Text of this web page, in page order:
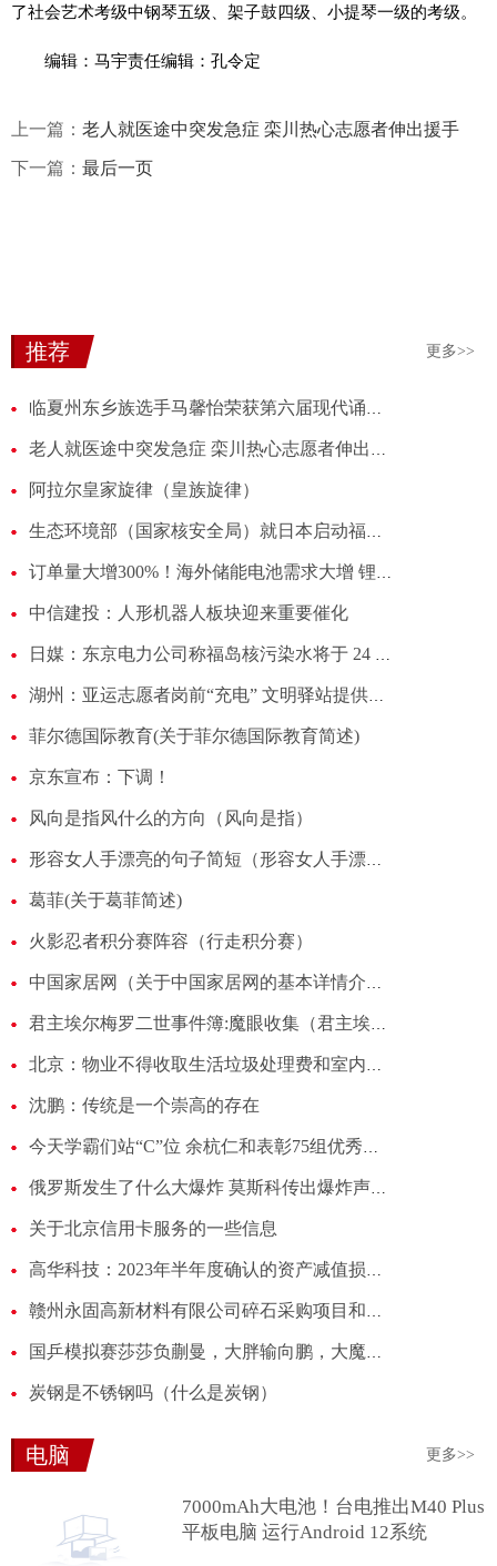
了社会艺术考级中钢琴五级、架子鼓四级、小提琴一级的考级。
编辑：马宇责任编辑：孔令定
上一篇： 老人就医途中突发急症 栾川热心志愿者伸出援手
下一篇： 最后一页
推荐 更多>>
阿拉尔皇家旋律（皇族旋律）
中信建投：人形机器人板块迎来重要催化
菲尔德国际教育(关于菲尔德国际教育简述)
京东宣布：下调！
风向是指风什么的方向（风向是指）
葛菲(关于葛菲简述)
火影忍者积分赛阵容（行走积分赛）
沈鹏：传统是一个崇高的存在
关于北京信用卡服务的一些信息
炭钢是不锈钢吗（什么是炭钢）
电脑 更多>>
7000mAh大电池！台电推出M40 Plus
平板电脑 运行Android 12系统